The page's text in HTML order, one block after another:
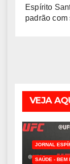
Espírito
padrão com
VEJA
JORNAL
SAÚDE - BEM